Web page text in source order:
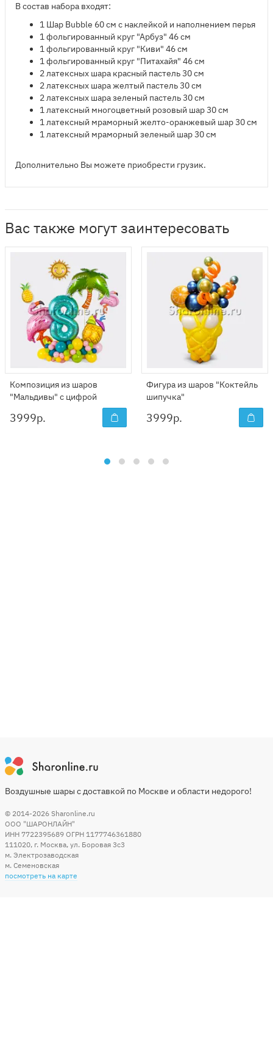
В состав набора входят:
​1 Шар ​Bubble 60 см с наклейкой и наполнением перья
1 фольгированный круг "Арбуз" 46 см
1 фольгированный круг "Киви" 46 см
1 фольгированный круг "Питахайя" 46 см
2 латексных шара красный пастель 30 см
2 латексных шара желтый пастель 30 см
2 латексных шара зеленый пастель 30 см
1 латексный многоцветный розовый шар 30 см
1 латексный мраморный желто-оранжевый шар 30 см
1 латексный мраморный зеленый шар 30 см
Дополнительно Вы можете приобрести грузик.
Вас также могут заинтересовать
Композиция из шаров
"Мальдивы" с цифрой
3999р.
Фигура из шаров "Коктейль
шипучка"
3999р.
Воздушные шары с доставкой по Москве и области недорого!
© 2014-2026 Sharonline.ru
ООО "ШАРОНЛАЙН"
ИНН 7722395689 ОГРН 1177746361880
111020, г. Москва, ул. Боровая 3c3
м. Электрозаводская
м. Семеновская
посмотреть на карте